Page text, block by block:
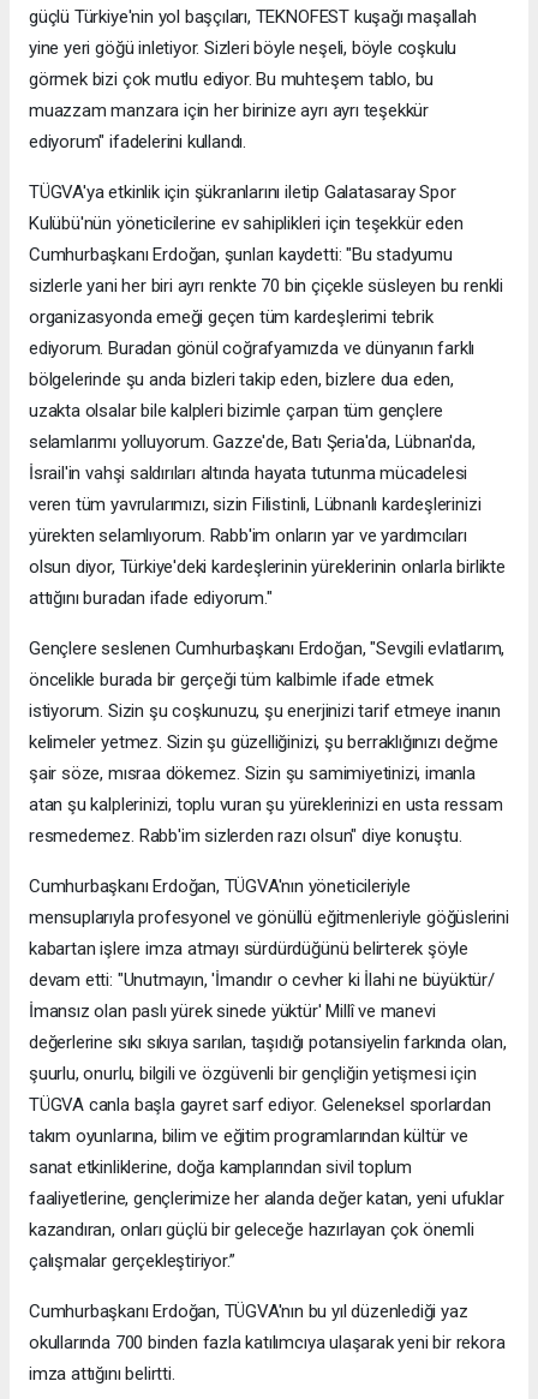
güçlü Türkiye'nin yol başçıları, TEKNOFEST kuşağı maşallah
yine yeri göğü inletiyor. Sizleri böyle neşeli, böyle coşkulu
görmek bizi çok mutlu ediyor. Bu muhteşem tablo, bu
muazzam manzara için her birinize ayrı ayrı teşekkür
ediyorum" ifadelerini kullandı.
TÜGVA'ya etkinlik için şükranlarını iletip Galatasaray Spor
Kulübü'nün yöneticilerine ev sahiplikleri için teşekkür eden
Cumhurbaşkanı Erdoğan, şunları kaydetti: "Bu stadyumu
sizlerle yani her biri ayrı renkte 70 bin çiçekle süsleyen bu renkli
organizasyonda emeği geçen tüm kardeşlerimi tebrik
ediyorum. Buradan gönül coğrafyamızda ve dünyanın farklı
bölgelerinde şu anda bizleri takip eden, bizlere dua eden,
uzakta olsalar bile kalpleri bizimle çarpan tüm gençlere
selamlarımı yolluyorum. Gazze'de, Batı Şeria'da, Lübnan'da,
İsrail'in vahşi saldırıları altında hayata tutunma mücadelesi
veren tüm yavrularımızı, sizin Filistinli, Lübnanlı kardeşlerinizi
yürekten selamlıyorum. Rabb'im onların yar ve yardımcıları
olsun diyor, Türkiye'deki kardeşlerinin yüreklerinin onlarla birlikte
attığını buradan ifade ediyorum."
Gençlere seslenen Cumhurbaşkanı Erdoğan, "Sevgili evlatlarım,
öncelikle burada bir gerçeği tüm kalbimle ifade etmek
istiyorum. Sizin şu coşkunuzu, şu enerjinizi tarif etmeye inanın
kelimeler yetmez. Sizin şu güzelliğinizi, şu berraklığınızı değme
şair söze, mısraa dökemez. Sizin şu samimiyetinizi, imanla
atan şu kalplerinizi, toplu vuran şu yüreklerinizi en usta ressam
resmedemez. Rabb'im sizlerden razı olsun" diye konuştu.
Cumhurbaşkanı Erdoğan, TÜGVA'nın yöneticileriyle
mensuplarıyla profesyonel ve gönüllü eğitmenleriyle göğüslerini
kabartan işlere imza atmayı sürdürdüğünü belirterek şöyle
devam etti: "Unutmayın, 'İmandır o cevher ki İlahi ne büyüktür/
İmansız olan paslı yürek sinede yüktür' Millî ve manevi
değerlerine sıkı sıkıya sarılan, taşıdığı potansiyelin farkında olan,
şuurlu, onurlu, bilgili ve özgüvenli bir gençliğin yetişmesi için
TÜGVA canla başla gayret sarf ediyor. Geleneksel sporlardan
takım oyunlarına, bilim ve eğitim programlarından kültür ve
sanat etkinliklerine, doğa kamplarından sivil toplum
faaliyetlerine, gençlerimize her alanda değer katan, yeni ufuklar
kazandıran, onları güçlü bir geleceğe hazırlayan çok önemli
çalışmalar gerçekleştiriyor.”
Cumhurbaşkanı Erdoğan, TÜGVA'nın bu yıl düzenlediği yaz
okullarında 700 binden fazla katılımcıya ulaşarak yeni bir rekora
imza attığını belirtti.